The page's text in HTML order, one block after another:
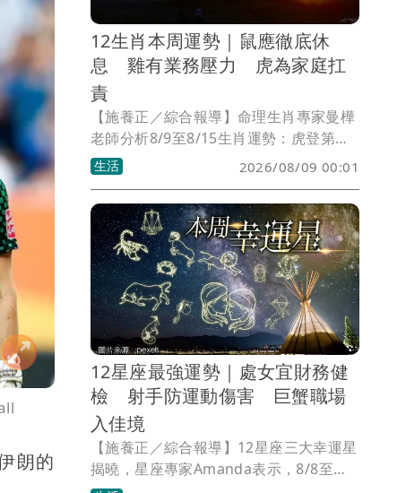
朗的
12生肖本周運勢｜鼠應徹底休
息 雞有業務壓力 虎為家庭扛
責
【施養正／綜合報導】命理生肖專家曼樺
老師分析8/9至8/15生肖運勢：虎登第一
名，小孩來報到，讓夫妻生活變得踏實。
兔列第二名，大財運雖尚未到，但是簽約
在即。牛、羊為第三名，豐收感情果實的
夏日季節。
生活 2026/08/09 00:01
12星座最強運勢｜處女宜財務健
檢 射手防運動傷害 巨蟹職場
入佳境
【施養正／綜合報導】12星座三大幸運星
揭曉，星座專家Amanda表示，8/8至